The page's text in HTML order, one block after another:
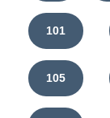
101
105